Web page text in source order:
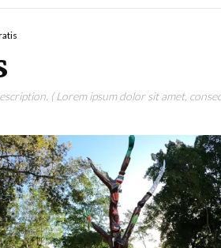
( Lorem ipsum dolor sit amet,